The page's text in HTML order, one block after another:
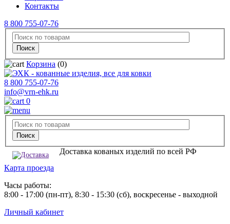
Контакты
8 800 755-07-76
Корзина (0)
8 800 755-07-76
info@vrn-ehk.ru
0
Доставка кованых изделий по всей РФ
Карта проезда
Часы работы:
8:00 - 17:00 (пн-пт), 8:30 - 15:30 (сб), воскресенье - выходной
Личный кабинет